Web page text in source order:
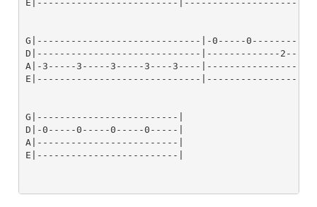
E|-------------------------
G|-----------------------------|-0-----
D|-----------------------------|-------------
A|-3-----3-----3-----3----3----
E|-----------------------------
G|-------------------------|
D|-0-----0-----0-----0-----|
A|-------------------------|
E|-------------------------|